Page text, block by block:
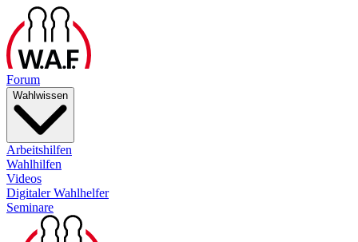
Forum
Wahlwissen
Arbeitshilfen
Wahlhilfen
Videos
Digitaler Wahlhelfer
Seminare